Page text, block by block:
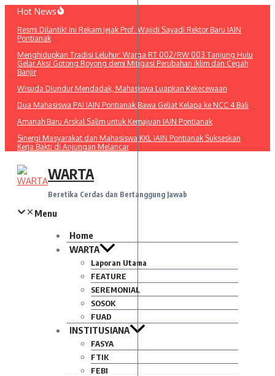
Lewati
konten
Hot News
Resmi Dilantik! Ini Rekam Jejak Prof. Wajidi Sayadi Rektor Baru IAIN
Pontianak
Menghidupkan Tradisi Leluhur: Warga RT 002/RW 003 Tanjung Hulu
Gelar Aksi Gotong Royong demi Mitigasi Perubahan Iklim dan Cegah
Banjir
Wisuda Diundur Mendadak, Mahasiswa Luapkan Kekecewaan
Dua Mahasiswa PAI IAIN Pontianak Bawa Geliat Kelapa ke NCC 4 Bali
Amanah Baru Arskal Salim untuk Kemajuan IAIN Pontianak
Sinergi Masyarakat dan Mahasiswa KKL IAIN Pontianak Sukseskan
Kerja Bakti di Anjungan Melancar
WARTA
Beretika Cerdas dan Bertanggung Jawab
Menu
Home
WARTA
Laporan Utama
FEATURE
SEREMONIAL
SOSOK
FUAD
INSTITUSIANA
FASYA
FTIK
FEBI